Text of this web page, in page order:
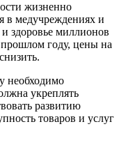
жизненно
в медучреждениях и
здоровье миллионов
году, цены на
необходимо
укреплять
развитию
товаров и услуг